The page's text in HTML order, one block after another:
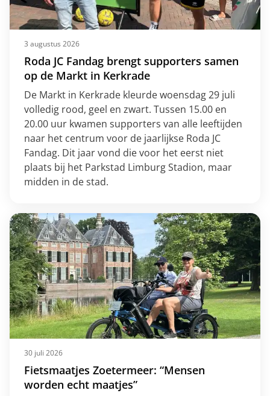
Roda JC Fandag brengt supporters samen
op de Markt in Kerkrade
3 augustus 2026
De Markt in Kerkrade kleurde woensdag 29 juli
volledig rood, geel en zwart. Tussen 15.00 en
20.00 uur kwamen supporters van alle leeftijden
naar het centrum voor de jaarlijkse Roda JC
Fandag. Dit jaar vond die voor het eerst niet
plaats bij het Parkstad Limburg Stadion, maar
midden in de stad.
Fietsmaatjes Zoetermeer: “Mensen
worden echt maatjes”
30 juli 2026